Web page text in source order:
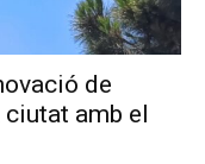
de
ciutat amb el